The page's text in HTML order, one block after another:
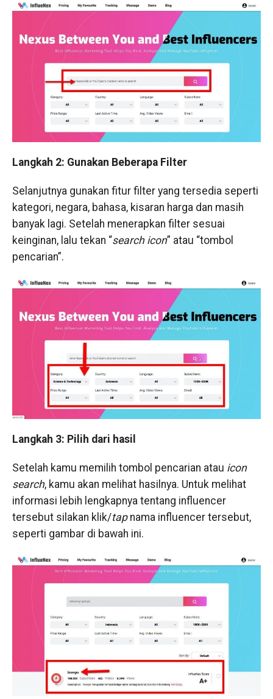
Langkah 2: Gunakan Beberapa Filter
Selanjutnya gunakan fitur filter yang tersedia seperti
kategori, negara, bahasa, kisaran harga dan masih
banyak lagi. Setelah menerapkan filter sesuai
keinginan, lalu tekan “search icon” atau “tombol
pencarian”.
Langkah 3: Pilih dari hasil
Setelah kamu memilih tombol pencarian atau icon
search, kamu akan melihat hasilnya. Untuk melihat
informasi lebih lengkapnya tentang influencer
tersebut silakan klik/tapnama influencer tersebut,
seperti gambar di bawah ini.